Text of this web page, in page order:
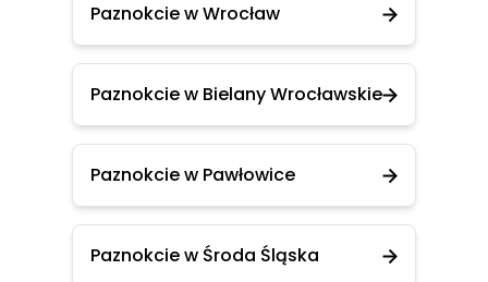
Paznokcie w Wrocław
Paznokcie w Bielany Wrocławskie
Paznokcie w Pawłowice
Paznokcie w Środa Śląska